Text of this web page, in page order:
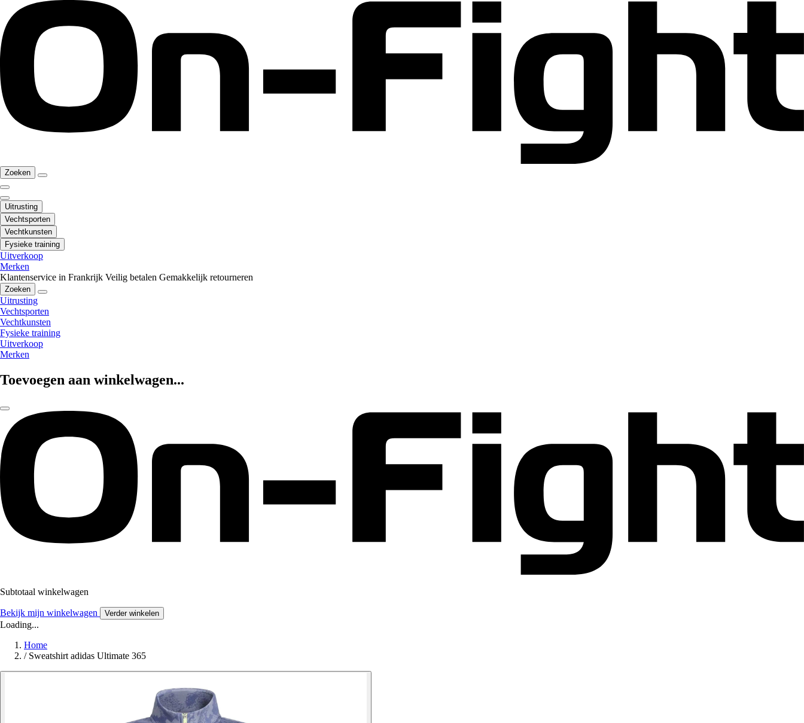
Zoeken
Uitrusting
Vechtsporten
Vechtkunsten
Fysieke training
Uitverkoop
Merken
Klantenservice in Frankrijk Veilig betalen Gemakkelijk retourneren
Zoeken
Uitrusting
Vechtsporten
Vechtkunsten
Fysieke training
Uitverkoop
Merken
Toevoegen aan winkelwagen...
Subtotaal winkelwagen
Bekijk mijn winkelwagen Verder winkelen
Loading...
Home
/ Sweatshirt adidas Ultimate 365